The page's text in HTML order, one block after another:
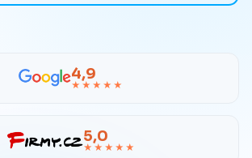
4,9
★★★★★
5,0
★★★★★